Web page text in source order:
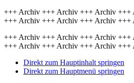
+++ Archiv +++ Archiv +++ Archiv
+++ Archiv +++ Archiv +++ Archiv
+++ Archiv +++ Archiv +++ Archiv
+++ Archiv +++ Archiv +++ Archiv
Direkt zum Hauptinhalt springen
Direkt zum Hauptmenü springen